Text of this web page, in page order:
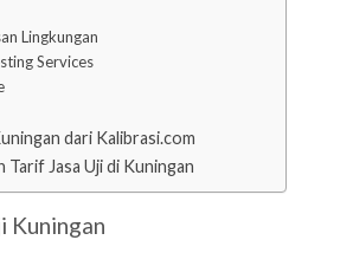
Lingkungan
Services
dari Kalibrasi.com
Tarif Jasa Uji di Kuningan
Kuningan